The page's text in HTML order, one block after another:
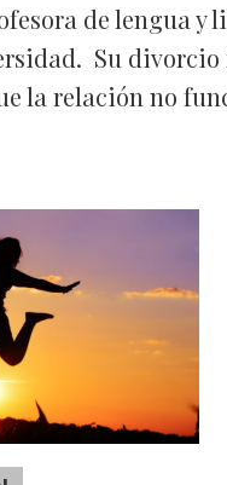
de lengua y
Su divorcio
la relación no